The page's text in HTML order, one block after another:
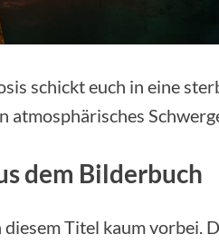
schickt euch in eine
dem Bilderbuch
Titel kaum vorbei.